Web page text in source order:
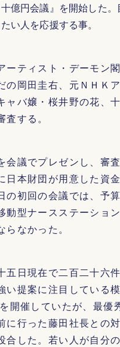
億円会議』を開始した
い人を応援する事。
ーティスト・デーモン
の岡田圭右、元ＮＨＫ
ャバ嬢・桜井野の花、
する。
会議でプレゼンし、審
日本財団が用意した資
の初回の会議では、予
動型ナースステーショ
なかった。
五日現在で二百二十六
い提案に注目している
開催していたが、最
に行った藤田社長との
合した。若い人が自分